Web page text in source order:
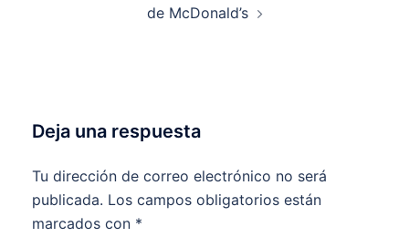
de McDonald’s
Deja una respuesta
Tu dirección de correo electrónico no será
publicada. Los campos obligatorios están
marcados con *